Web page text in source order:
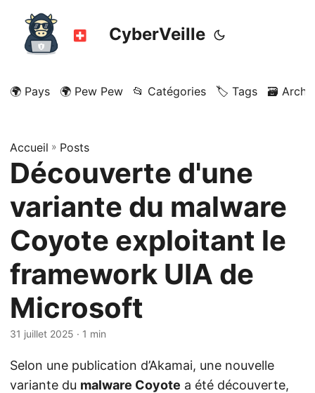
CyberVeille
🌍 Pays 🌍 Pew Pew 📂 Catégories 🏷️ Tags 🗃️
Accueil » Posts
Découverte d'une
variante du malware
Coyote exploitant le
framework UIA de
Microsoft
31 juillet 2025 · 1 min
Selon une publication d’Akamai, une nouvelle
variante du malware Coyote a été découverte,